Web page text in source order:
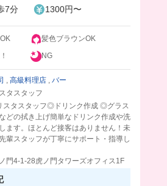
7分 1300円〜
髪色ブラウンOK
NG
, 高級料理店 , バー
タスタッフ
スタスタッフ◎ドリンク作成 ◎グラス
どの拭き上げ簡単なドリンク作成や洗
ます。ほとんど接客はありません！未
輩スタッフが丁寧にサポート・指導し
門4-1-28虎ノ門タワーズオフィス1F